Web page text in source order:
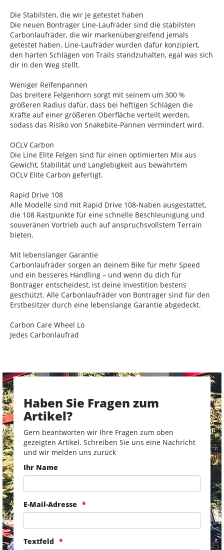
Die Stabilsten, die wir je getestet haben
Die neuen Bontrager Line-Laufräder sind die stabilsten
Carbonlaufräder, die wir markenübergreifend jemals
getestet haben. Line-Laufräder wurden dafür konzipiert,
den harten Schlägen von Trails standzuhalten, egal was sich
dir in den Weg stellt.
Weniger Reifenpannen
Das breitere Felgenhorn sorgt mit seinem um 300 %
größeren Radius dafür, dass bei heftigen Schlägen die
Kräfte auf einer größeren Oberfläche verteilt werden,
sodass das Risiko von Snakebite-Pannen vermindert wird.
OCLV Carbon
Die Line Elite Felgen sind für einen optimierten Mix aus
Gewicht, Stabilität und Langlebigkeit aus bewährtem
OCLV Elite Carbon gefertigt.
Rapid Drive 108
Alle Modelle sind mit Rapid Drive 108-Naben ausgestattet,
die 108 Rastpunkte für eine schnelle Beschleunigung und
souveränen Vortrieb auch auf anspruchsvollstem Terrain
bieten.
Mit lebenslanger Garantie
Carbonlaufräder sorgen an deinem Bike für mehr Speed
und ein besseres Handling – und wenn du dich für
Bontrager entscheidest, ist deine Investition bestens
geschützt. Alle Carbonlaufräder von Bontrager sind für den
Erstbesitzer durch eine lebenslange Garantie abgedeckt.
Carbon Care Wheel Lo
Jedes Carbonlaufrad
Haben Sie Fragen zum
Artikel?
Gern beantworten wir Ihre Fragen zum oben
gezeigten Artikel. Schreiben Sie uns eine Nachricht
und wir melden uns zurück
Ihr Name
E-Mail-Adresse
Textfeld